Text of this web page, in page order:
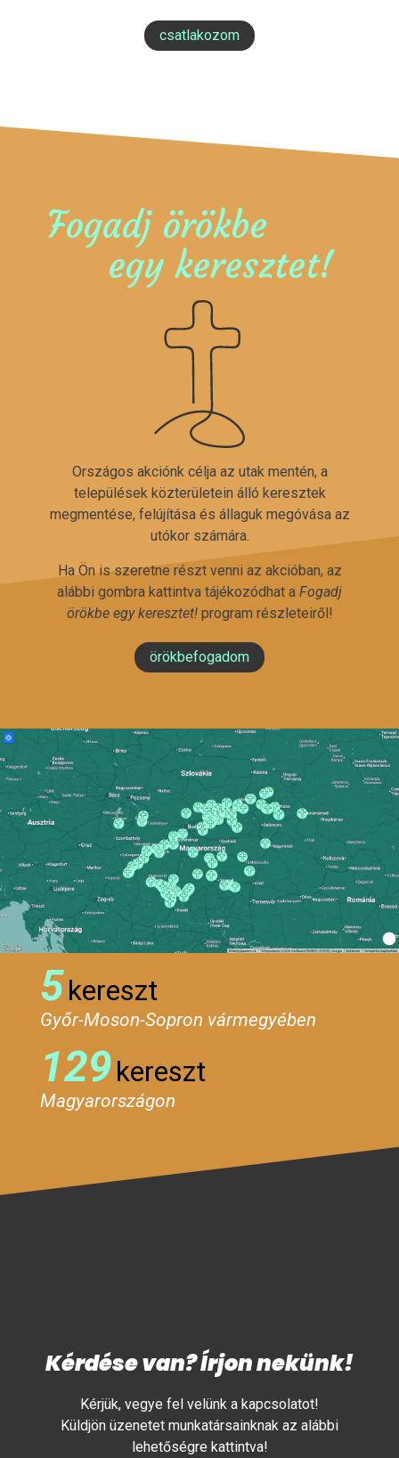
csatlakozom
Fogadj örökbe
egy keresztet!
Országos akciónk célja az utak mentén, a
települések közterületein álló keresztek
megmentése, felújítása és állaguk megóvása az
utókor számára.
Ha Ön is szeretne részt venni az akcióban, az
alábbi gombra kattintva tájékozódhat a Fogadj
örökbe egy keresztet!program részleteiről!
örökbefogadom
5kereszt
Győr-Moson-Sopron vármegyében
129kereszt
Magyarországon
Kérdése van? Írjon nekünk!
Kérjük, vegye fel velünk a kapcsolatot!
Küldjön üzenetet munkatársainknak az alábbi
lehetőségre kattintva!